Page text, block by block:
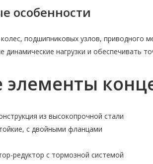
особенности
подшипниковых узлов, приводного
динамические нагрузки и обеспечивать
из высокопрочной стали
с двойными фланцами
редуктор с тормозной системой